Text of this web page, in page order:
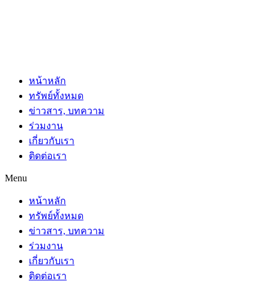
หน้าหลัก
ทรัพย์ทั้งหมด
ข่าวสาร, บทความ
ร่วมงาน
เกี่ยวกับเรา
ติดต่อเรา
Menu
หน้าหลัก
ทรัพย์ทั้งหมด
ข่าวสาร, บทความ
ร่วมงาน
เกี่ยวกับเรา
ติดต่อเรา